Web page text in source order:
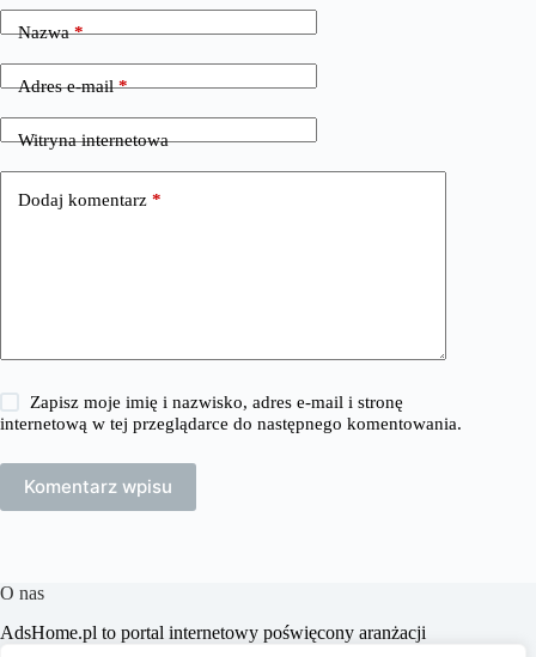
Nazwa*
Adres e-mail*
Witryna internetowa
Dodaj komentarz *
Zapisz moje imię i nazwisko, adres e-mail i stronę
internetową w tej przeglądarce do następnego komentowania.
Komentarz wpisu
O nas
​AdsHome.pl to portal internetowy poświęcony aranżacji